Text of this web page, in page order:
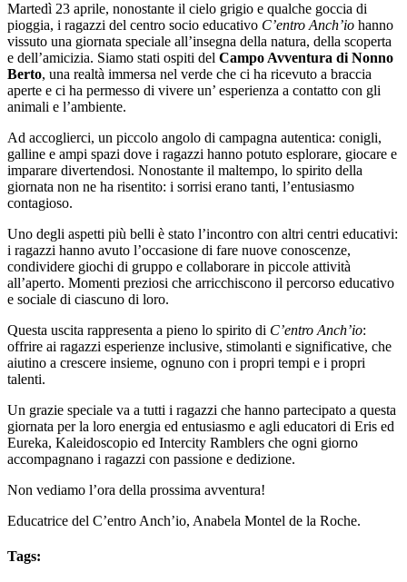
Martedì 23 aprile, nonostante il cielo grigio e qualche goccia di
pioggia, i ragazzi del centro socio educativo C’entro Anch’io hanno
vissuto una giornata speciale all’insegna della natura, della scoperta
e dell’amicizia. Siamo stati ospiti del Campo Avventura di Nonno
Berto, una realtà immersa nel verde che ci ha ricevuto a braccia
aperte e ci ha permesso di vivere un’ esperienza a contatto con gli
animali e l’ambiente.
Ad accoglierci, un piccolo angolo di campagna autentica: conigli,
galline e ampi spazi dove i ragazzi hanno potuto esplorare, giocare e
imparare divertendosi. Nonostante il maltempo, lo spirito della
giornata non ne ha risentito: i sorrisi erano tanti, l’entusiasmo
contagioso.
Uno degli aspetti più belli è stato l’incontro con altri centri educativi:
i ragazzi hanno avuto l’occasione di fare nuove conoscenze,
condividere giochi di gruppo e collaborare in piccole attività
all’aperto. Momenti preziosi che arricchiscono il percorso educativo
e sociale di ciascuno di loro.
Questa uscita rappresenta a pieno lo spirito di C’entro Anch’io:
offrire ai ragazzi esperienze inclusive, stimolanti e significative, che
aiutino a crescere insieme, ognuno con i propri tempi e i propri
talenti.
Un grazie speciale va a tutti i ragazzi che hanno partecipato a questa
giornata per la loro energia ed entusiasmo e agli educatori di Eris ed
Eureka, Kaleidoscopio ed Intercity Ramblers che ogni giorno
accompagnano i ragazzi con passione e dedizione.
Non vediamo l’ora della prossima avventura!
Educatrice del C’entro Anch’io, Anabela Montel de la Roche.
Tags: